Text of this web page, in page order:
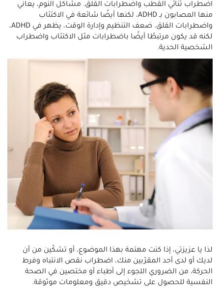
اضطراب ثنائي القطب واضطرابات القلق. مشاكل النوم، يعاني
منها المصابون بـ ADHD، لكنها أيضًا شائعة في الاكتئاب
واضطرابات القلق. ضعف التنظيم وإدارة الوقت، يظهر في ADHD،
لكنه قد يكون مرتبطًا أيضًا باضطرابات مثل الاكتئاب واضطراب
الشخصية الحدية.
لذا يا عزيزتي، إذا كنت مهتمة بهذا الموضوع، أو تشكّين من أن
لديك أو لدى أحد المقرّبين منك، اضطراب نقص الانتباه وفرط
الحركة، من الضروري اللجوء إلى أطباء أو مختصين في الصحة
النفسية للحصول على تشخيص دقيق ومعلومات موثوقة.